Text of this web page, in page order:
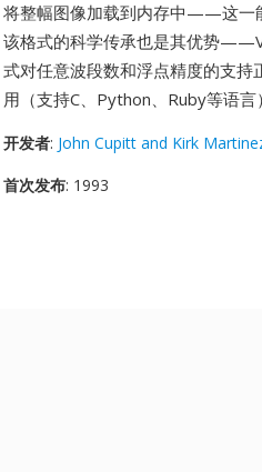
将整幅图像加载到内存中——这一
该格式的科学传承也是其优势
式对任意波段数和浮点精度的支持
用（支持C、Python、Ruby等语
开发者: John Cupitt and Kirk
首次发布: 1993